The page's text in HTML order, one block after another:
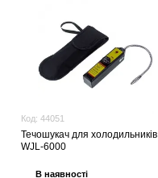
Код: 44051
Течошукач для холодильників
WJL-6000
В наявності